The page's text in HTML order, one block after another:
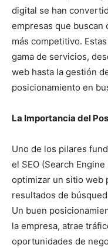
digital se han
empresas que buscan
más competitivo.
gama de servicios,
web hasta la gestión
posicionamiento en
La Importancia del
Uno de los pilares
el SEO (Search
optimizar un sitio web
resultados de
Un buen
la empresa, atrae
oportunidades de